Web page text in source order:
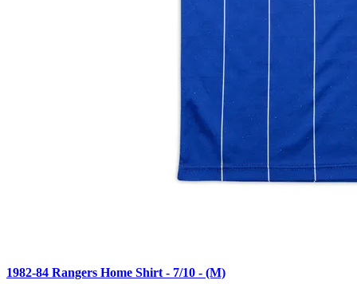
1982-84 Rangers Home Shirt - 7/10 - (M)